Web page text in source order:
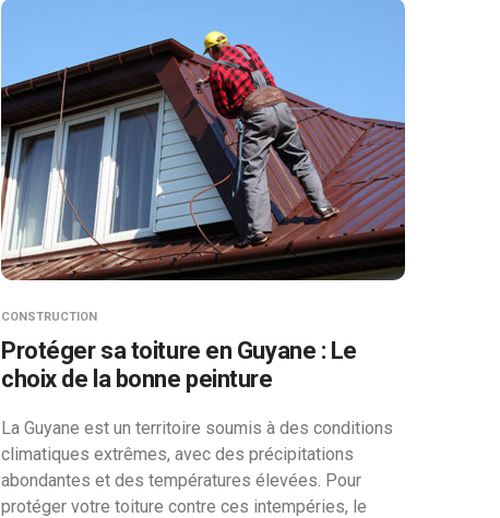
CONSTRUCTION
Protéger sa toiture en Guyane : Le
choix de la bonne peinture
La Guyane est un territoire soumis à des conditions
climatiques extrêmes, avec des précipitations
abondantes et des températures élevées. Pour
protéger votre toiture contre ces intempéries, le